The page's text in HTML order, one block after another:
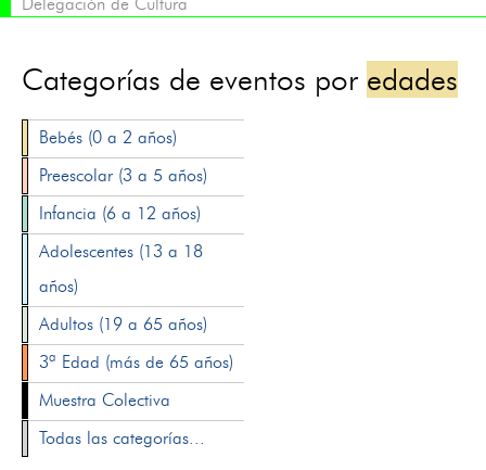
Categorías de eventos por edades
Bebés (0 a 2 años)
Preescolar (3 a 5 años)
Infancia (6 a 12 años)
Adolescentes (13 a 18
años)
Adultos (19 a 65 años)
3ª Edad (más de 65 años)
Muestra Colectiva
Todas las categorías...